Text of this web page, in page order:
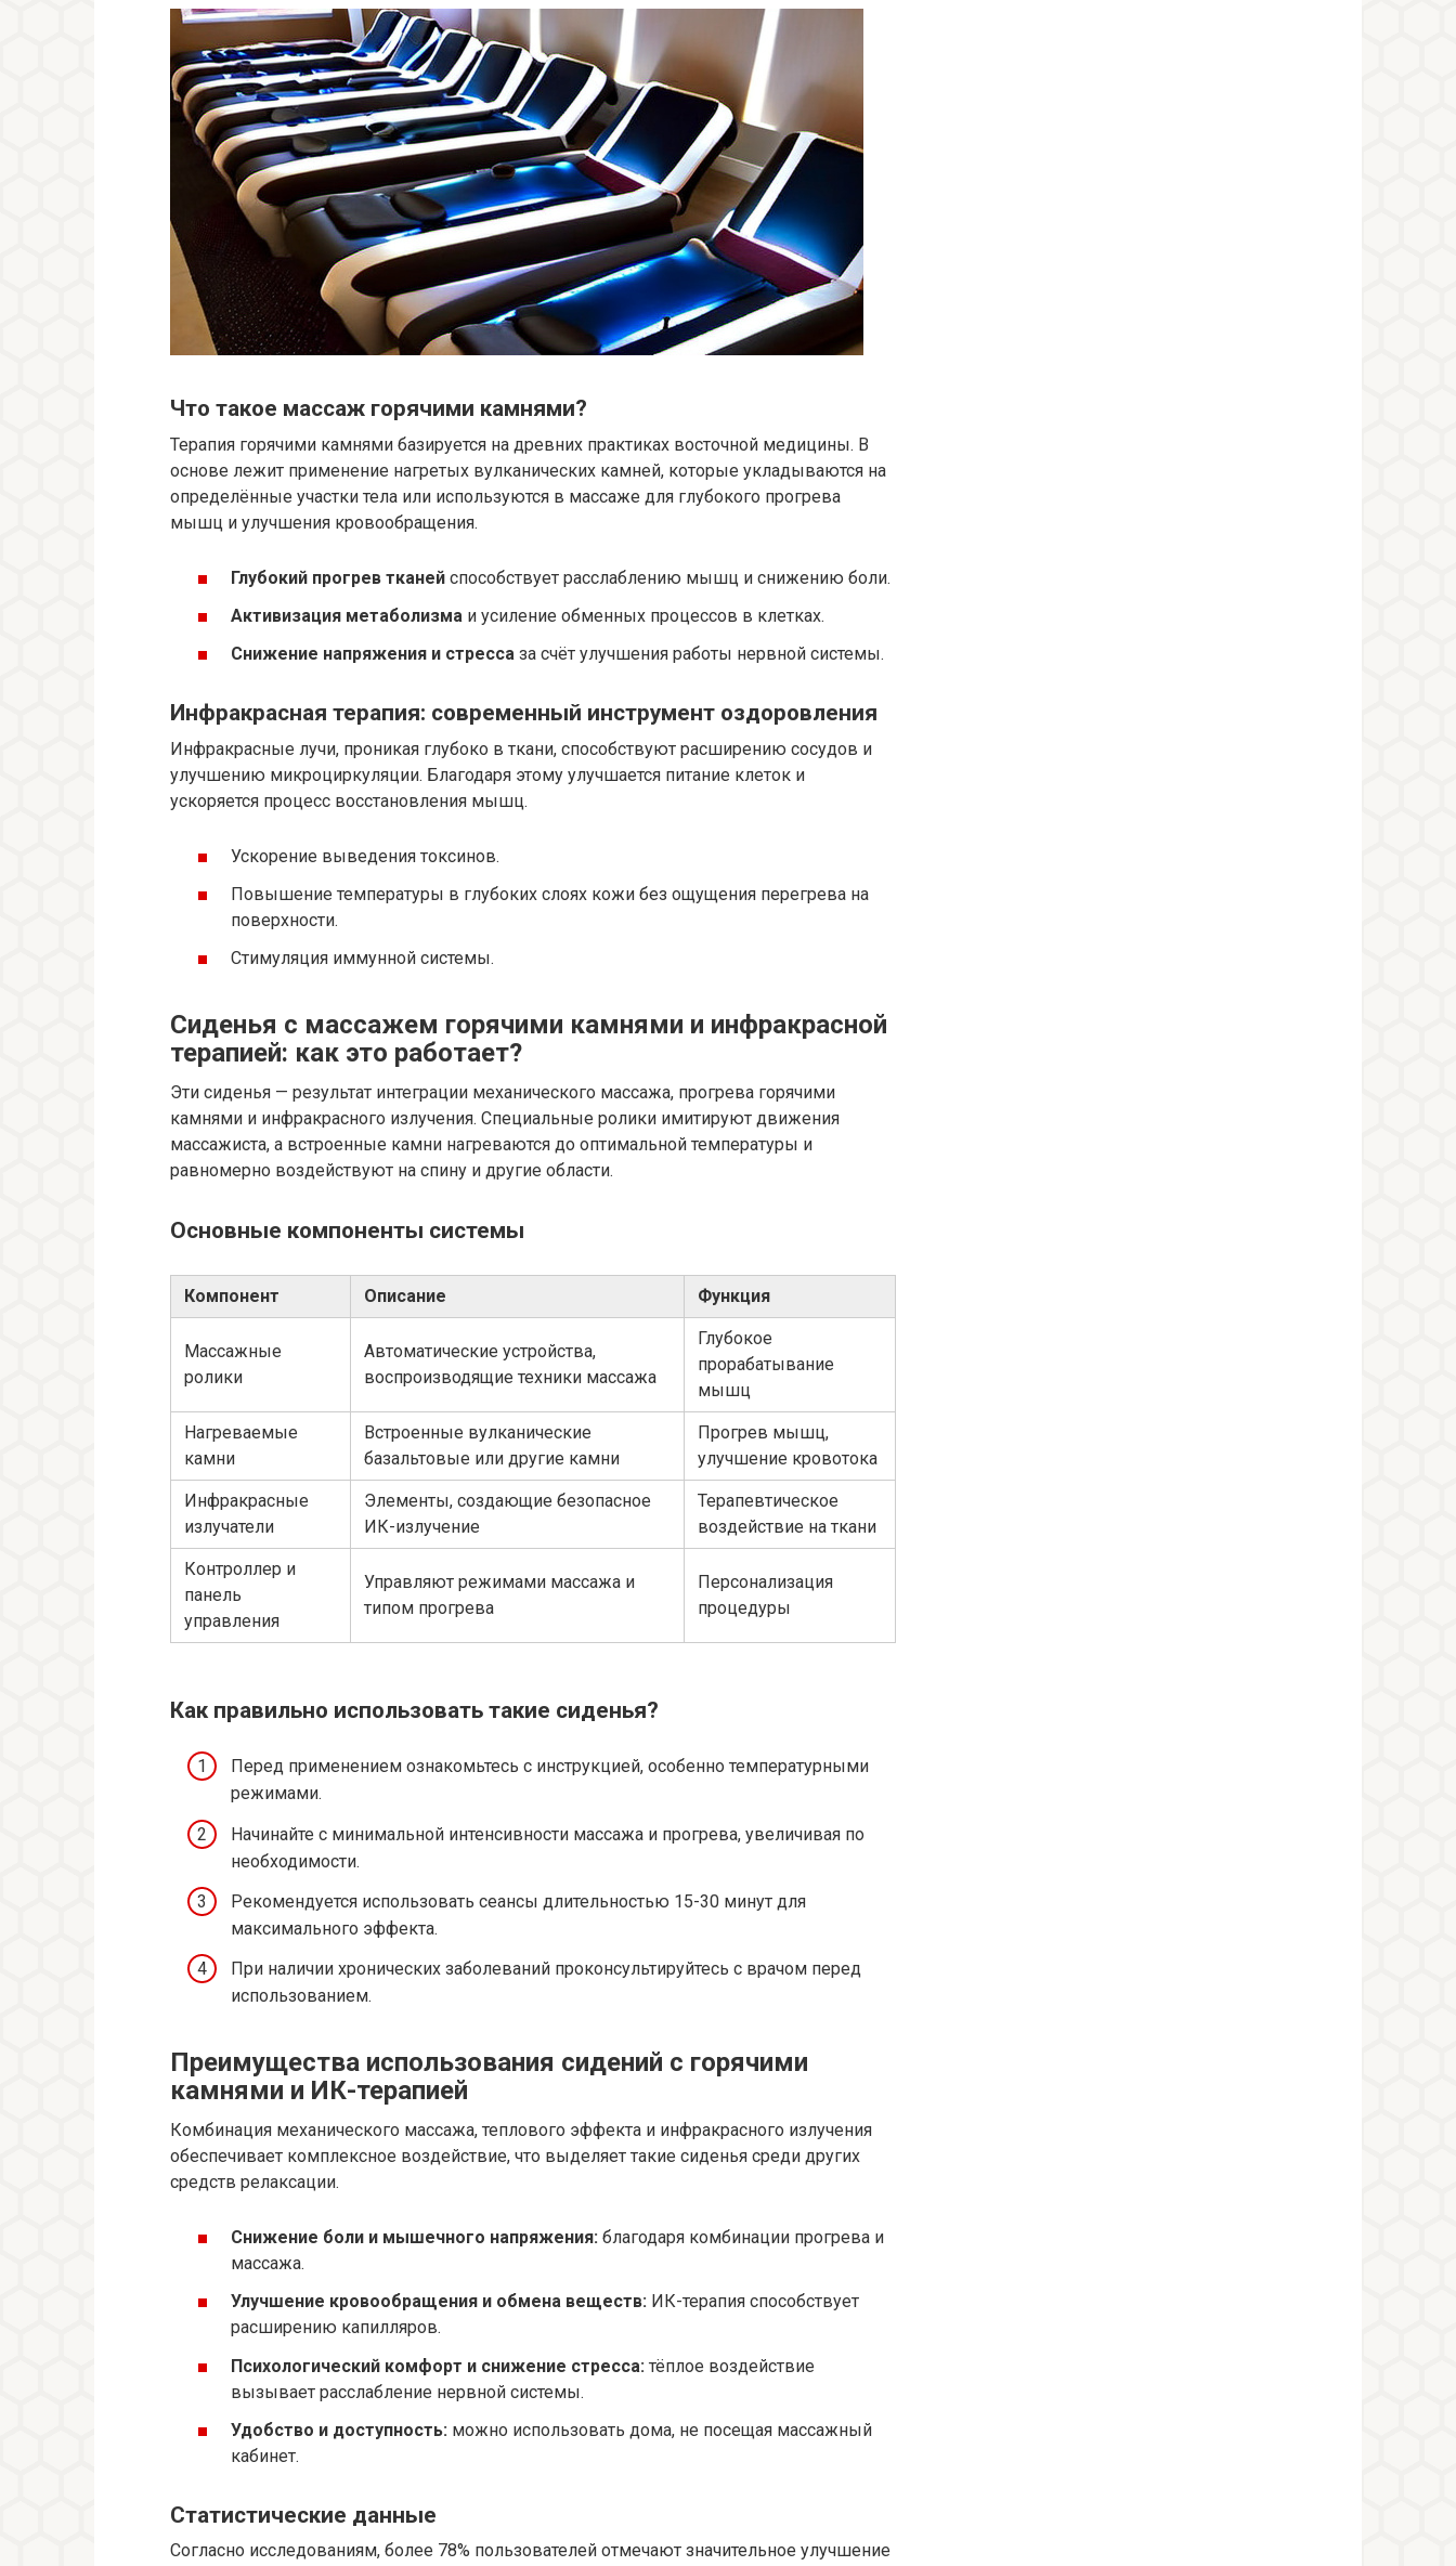
Что такое массаж горячими камнями?
Терапия горячими камнями базируется на древних практиках восточной медицины. В
основе лежит применение нагретых вулканических камней, которые укладываются на
определённые участки тела или используются в массаже для глубокого прогрева
мышц и улучшения кровообращения.
Глубокий прогрев тканей способствует расслаблению мышц и снижению боли.
Активизация метаболизма и усиление обменных процессов в клетках.
Снижение напряжения и стресса за счёт улучшения работы нервной системы.
Инфракрасная терапия: современный инструмент оздоровления
Инфракрасные лучи, проникая глубоко в ткани, способствуют расширению сосудов и
улучшению микроциркуляции. Благодаря этому улучшается питание клеток и
ускоряется процесс восстановления мышц.
Ускорение выведения токсинов.
Повышение температуры в глубоких слоях кожи без ощущения перегрева на
поверхности.
Стимуляция иммунной системы.
Сиденья с массажем горячими камнями и инфракрасной
терапией: как это работает?
Эти сиденья — результат интеграции механического массажа, прогрева горячими
камнями и инфракрасного излучения. Специальные ролики имитируют движения
массажиста, а встроенные камни нагреваются до оптимальной температуры и
равномерно воздействуют на спину и другие области.
Основные компоненты системы
Компонент Описание Функция
Массажные
ролики
Автоматические устройства,
воспроизводящие техники массажа
Глубокое
прорабатывание
мышц
Нагреваемые
камни
Встроенные вулканические
базальтовые или другие камни
Прогрев мышц,
улучшение кровотока
Инфракрасные
излучатели
Элементы, создающие безопасное
ИК-излучение
Терапевтическое
воздействие на ткани
Контроллер и
панель
управления
Управляют режимами массажа и
типом прогрева
Персонализация
процедуры
Как правильно использовать такие сиденья?
Перед применением ознакомьтесь с инструкцией, особенно температурными
режимами.
Начинайте с минимальной интенсивности массажа и прогрева, увеличивая по
необходимости.
Рекомендуется использовать сеансы длительностью 15-30 минут для
максимального эффекта.
При наличии хронических заболеваний проконсультируйтесь с врачом перед
использованием.
Преимущества использования сидений с горячими
камнями и ИК-терапией
Комбинация механического массажа, теплового эффекта и инфракрасного излучения
обеспечивает комплексное воздействие, что выделяет такие сиденья среди других
средств релаксации.
Снижение боли и мышечного напряжения: благодаря комбинации прогрева и
массажа.
Улучшение кровообращения и обмена веществ: ИК-терапия способствует
расширению капилляров.
Психологический комфорт и снижение стресса: тёплое воздействие
вызывает расслабление нервной системы.
Удобство и доступность: можно использовать дома, не посещая массажный
кабинет.
Статистические данные
Согласно исследованиям, более 78% пользователей отмечают значительное улучшение